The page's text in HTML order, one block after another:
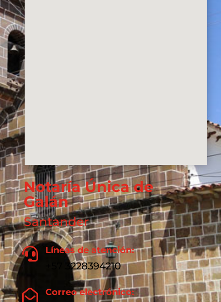
Notaría Única de
Galán
Santander
 Líneas de atención:
+57 3228394210
 Correo electrónico: